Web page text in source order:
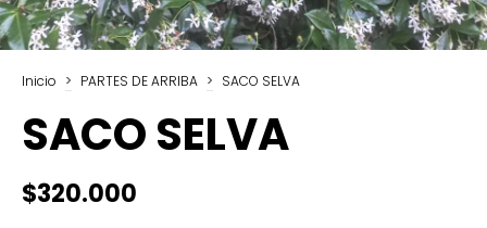
Inicio > PARTES DE ARRIBA > SACO SELVA
SACO SELVA
$320.000